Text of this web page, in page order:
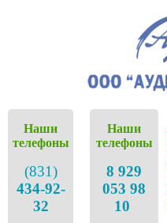
Наши
телефоны
(831)
434-92-
32
Наши
телефоны
8 929
053 98
10